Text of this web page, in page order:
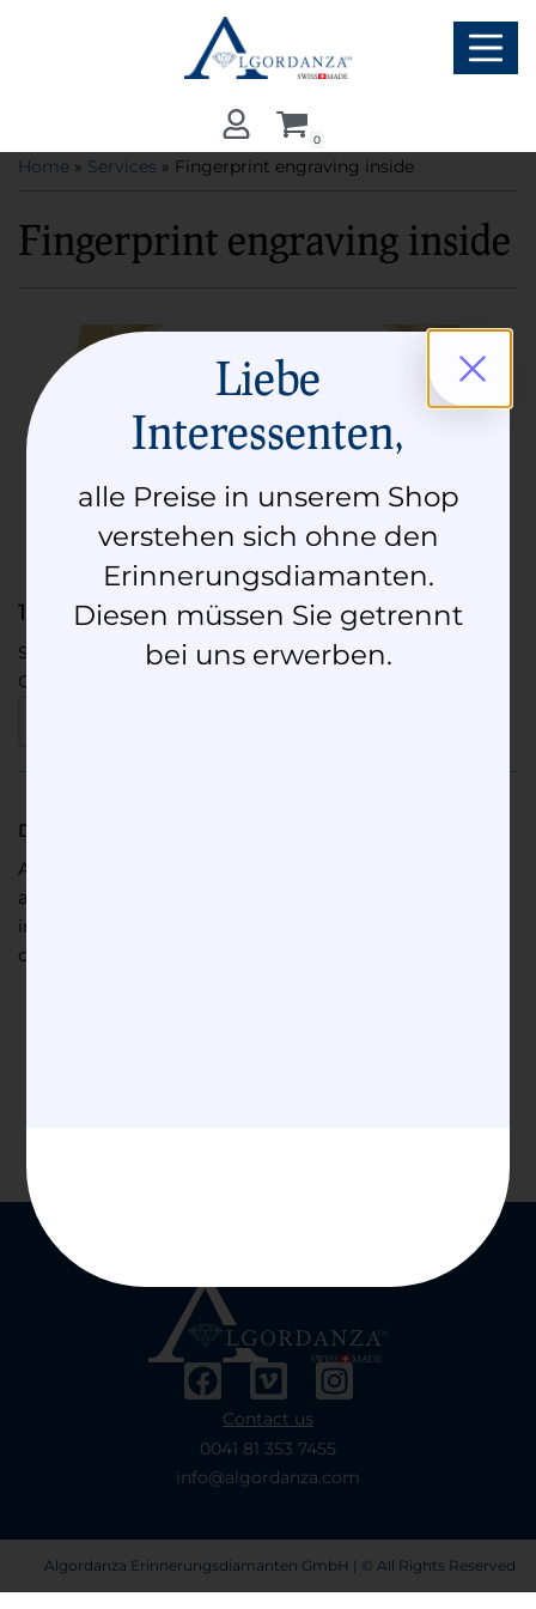
0
Home » Services » Fingerprint engraving inside
Fingerprint engraving inside
100,00€
SKU:
Category:
Description
After receiving your order confirmation, please send us
a photo of the fingerprint. You will receive the exact
information about the photo with your order
confirmation.
Contact us
0041 81 353 7455
info@algordanza.com
Algordanza Erinnerungsdiamanten GmbH | © All Rights Reserved
Liebe
Interessenten,
alle Preise in unserem Shop
verstehen sich ohne den
Erinnerungsdiamanten.
Diesen müssen Sie getrennt
bei uns erwerben.